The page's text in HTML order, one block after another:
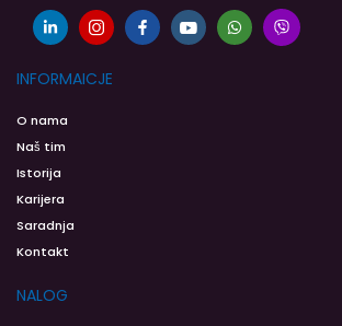
INFORMAICJE
O nama
Naš tim
Istorija
Karijera
Saradnja
Kontakt
NALOG